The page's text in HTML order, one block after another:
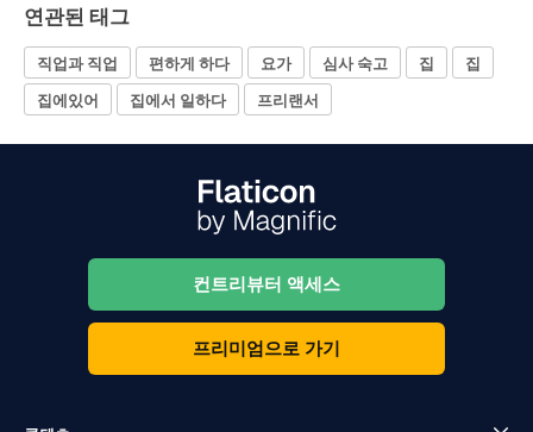
연관된 태그
직업과 직업 편하게 하다 요가 심사 숙고 집
집
집에있어
집에서 일하다 프리랜서
컨트리뷰터 액세스
프리미엄으로 가기